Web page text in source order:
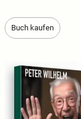
Buch kaufen